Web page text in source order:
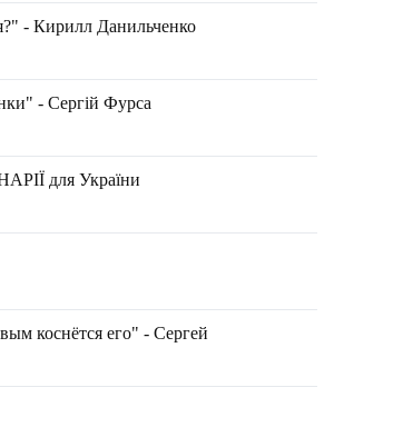
- Кирилл Данильченко
- Сергій Фурса
для України
коснётся его" - Сергей